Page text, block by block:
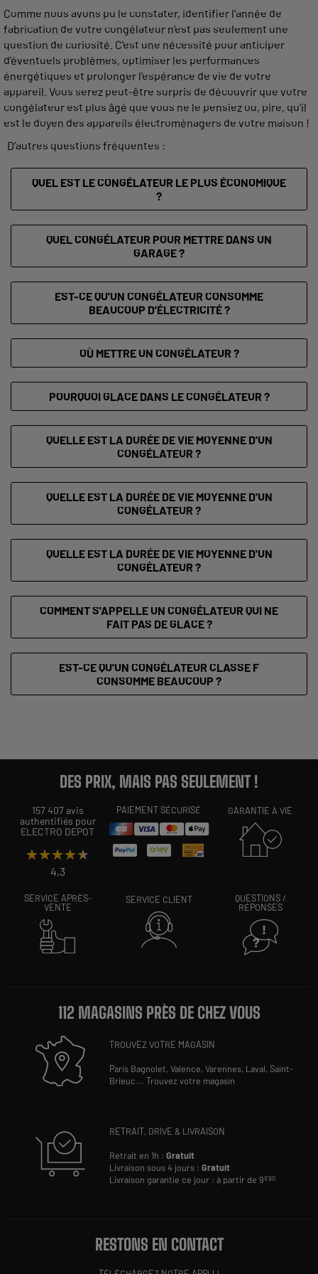
Comme nous avons pu le constater, identifier l'année de
fabrication de votre congélateur n'est pas seulement une
question de curiosité. C'est une nécessité pour anticiper
d'éventuels problèmes, optimiser les performances
énergétiques et prolonger l'espérance de vie de votre
appareil. Vous serez peut-être surpris de découvrir que votre
congélateur est plus âgé que vous ne le pensiez ou, pire, qu'il
est le doyen des appareils électroménagers de votre maison !
D’autres questions fréquentes :
QUEL EST LE CONGÉLATEUR LE PLUS ÉCONOMIQUE
?
QUEL CONGÉLATEUR POUR METTRE DANS UN
GARAGE ?
EST-CE QU'UN CONGÉLATEUR CONSOMME
BEAUCOUP D'ÉLECTRICITÉ ?
OÙ METTRE UN CONGÉLATEUR ?
POURQUOI GLACE DANS LE CONGÉLATEUR ?
QUELLE EST LA DURÉE DE VIE MOYENNE D'UN
CONGÉLATEUR ?
QUELLE EST LA DURÉE DE VIE MOYENNE D'UN
CONGÉLATEUR ?
QUELLE EST LA DURÉE DE VIE MOYENNE D'UN
CONGÉLATEUR ?
COMMENT S'APPELLE UN CONGÉLATEUR QUI NE
FAIT PAS DE GLACE ?
EST-CE QU'UN CONGÉLATEUR CLASSE F
CONSOMME BEAUCOUP ?
DES PRIX, MAIS PAS SEULEMENT !
157 407 avis
authentifiés pour
ELECTRO DEPOT
★★★★★
★★★★★
4,3
PAIEMENT SÉCURISÉ GARANTIE À VIE
SERVICE APRÈS-
VENTE
SERVICE CLIENT
QUESTIONS /
RÉPONSES
112 MAGASINS PRÈS DE CHEZ VOUS
TROUVEZ VOTRE MAGASIN
Paris Bagnolet,Valence,Varennes, Laval,Saint-
Brieuc...Trouvez votre magasin
RETRAIT, DRIVE & LIVRAISON
Retrait en 1h :Gratuit
Livraison sous 4 jours :Gratuit
Livraison garantie ce jour : à partir de 9€90
RESTONS EN CONTACT